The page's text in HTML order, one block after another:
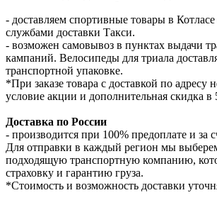
- доставляем спортивные товары в
службами доставки Такси.
- возможен самовывоз в пунктах выдачи
кампаний. Велосипеды для триала
транспортной упаковке.
*При заказе товара с доставкой по адресу
условие акции и дополнительная скидка в
Доставка по России
- производится при 100% предоплате и за
Для отправки в каждый регион мы
подходящую транспортную компанию,
страховку и гарантию груза.
*Стоимость и возможность доставки